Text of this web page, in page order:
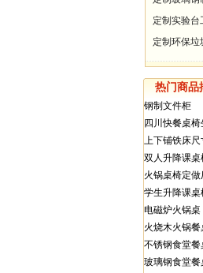
定制实验台
定制环保垃
热门商品
钢制文件柜
四川快餐桌
上下铺铁床尺
双人升降课桌
火锅桌椅定做
学生升降课桌
电磁炉火锅桌
火烧木火锅餐
不锈钢食堂餐
玻璃钢食堂餐